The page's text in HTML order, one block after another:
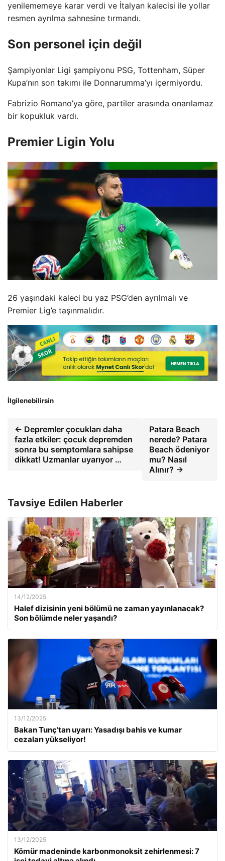
yenilememeye karar verdi ve İtalyan kalecisi ile yollar
resmen ayrılma sahnesine tırmandı.
Son personel için değil
Şampiyonlar Ligi şampiyonu PSG, Tottenham, Süper
Kupa’nın son takımı ile Donnarumma’yı içermiyordu.
Fabrizio Romano’ya göre, partiler arasında onarılamaz
bir kopukluk vardı.
Premier Ligin Yolu
26 yaşındaki kaleci bu yaz PSG’den ayrılmalı ve
Premier Lig’e taşınmalıdır.
İlgilenebilirsin
← Depremler çocukları daha
fazla etkiler: çocuk depremden
sonra bu semptomlara sahipse
dikkat! Uzmanlar uyarıyor …
Patara Beach
nerede? Patara
Beach ödeniyor
mu? Nasıl
Alınır? →
Tavsiye Edilen Haberler
14/12/2025
Halef dizisinin yeni bölümü ne zaman yayınlanacak?
Son bölümde neler yaşandı?
13/12/2025
Bakan Tunç’tan uyarı: Yasadışı bahis ve kumar
cezaları yükseliyor!
13/12/2025
Kömür madeninde karbonmonoksit zehirlenmesi: 7